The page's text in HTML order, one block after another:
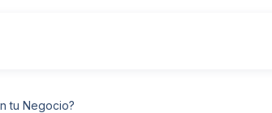
tu Negocio?